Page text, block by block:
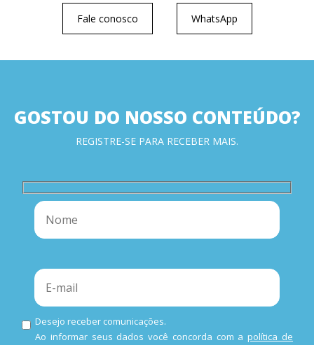
Fale conosco WhatsApp
GOSTOU DO NOSSO CONTEÚDO?
REGISTRE-SE PARA RECEBER MAIS.
Desejo receber comunicações.
Ao informar seus dados você concorda com apolítica de